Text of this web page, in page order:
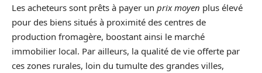
Les acheteurs sont prêts à payer un prix moyen plus élevé
pour des biens situés à proximité des centres de
production fromagère, boostant ainsi le marché
immobilier local. Par ailleurs, la qualité de vie offerte par
ces zones rurales, loin du tumulte des grandes villes,